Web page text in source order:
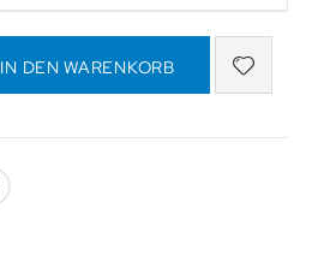
IN DEN WARENKORB